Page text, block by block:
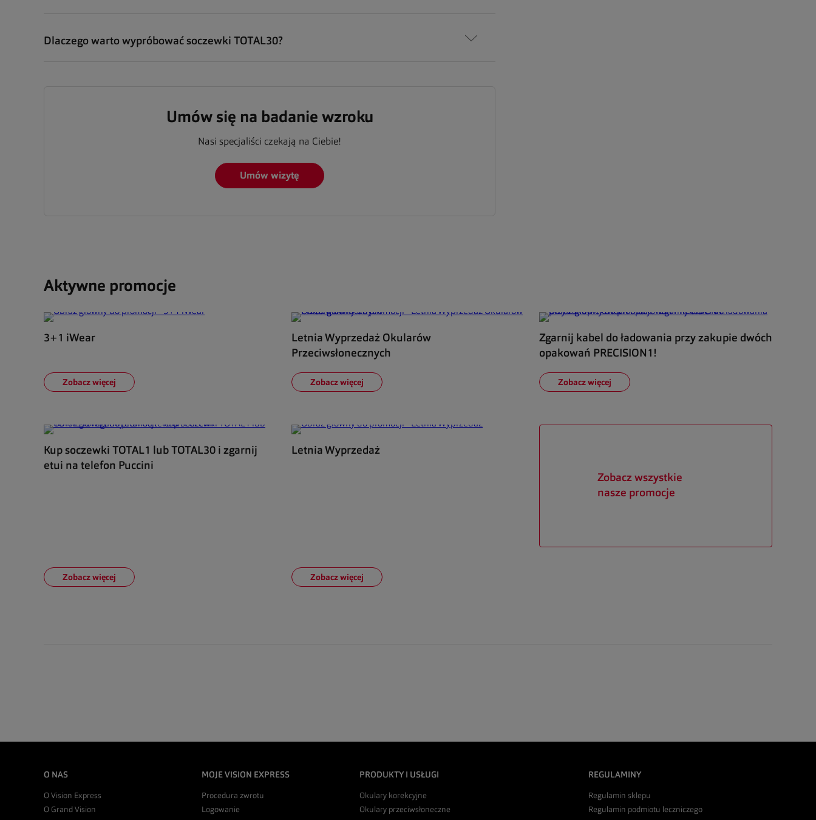
Dlaczego warto wypróbować soczewki TOTAL30?
Umów się na badanie wzroku
Nasi specjaliści czekają na Ciebie!
Umów wizytę
Aktywne promocje
3+1 iWear
Zobacz więcej
Letnia Wyprzedaż Okularów
Przeciwsłonecznych
Zobacz więcej
Zgarnij kabel do ładowania przy zakupie dwóch
opakowań PRECISION1!
Zobacz więcej
Kup soczewki TOTAL1 lub TOTAL30 i zgarnij
etui na telefon Puccini
Zobacz więcej
Letnia Wyprzedaż
Zobacz więcej
Zobacz wszystkie
nasze promocje